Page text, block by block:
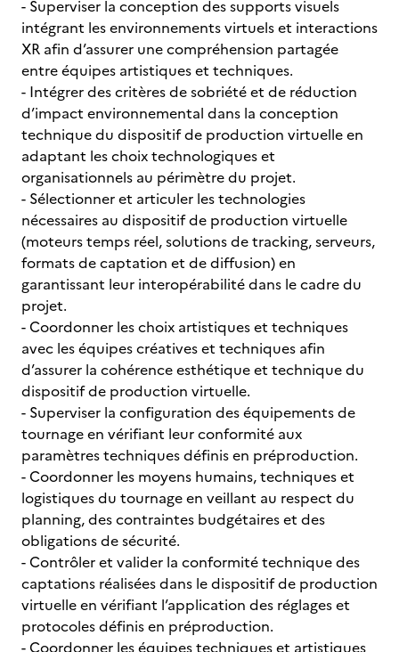
- Superviser la conception des supports visuels
intégrant les environnements virtuels et interactions
XR afin d’assurer une compréhension partagée
entre équipes artistiques et techniques.
- Intégrer des critères de sobriété et de réduction
d’impact environnemental dans la conception
technique du dispositif de production virtuelle en
adaptant les choix technologiques et
organisationnels au périmètre du projet.
- Sélectionner et articuler les technologies
nécessaires au dispositif de production virtuelle
(moteurs temps réel, solutions de tracking, serveurs,
formats de captation et de diffusion) en
garantissant leur interopérabilité dans le cadre du
projet.
- Coordonner les choix artistiques et techniques
avec les équipes créatives et techniques afin
d’assurer la cohérence esthétique et technique du
dispositif de production virtuelle.
- Superviser la configuration des équipements de
tournage en vérifiant leur conformité aux
paramètres techniques définis en préproduction.
- Coordonner les moyens humains, techniques et
logistiques du tournage en veillant au respect du
planning, des contraintes budgétaires et des
obligations de sécurité.
- Contrôler et valider la conformité technique des
captations réalisées dans le dispositif de production
virtuelle en vérifiant l’application des réglages et
protocoles définis en préproduction.
- Coordonner les équipes techniques et artistiques